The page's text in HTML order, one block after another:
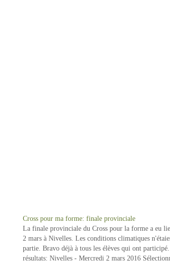
Cross pour ma forme: finale provinciale
La finale provinciale du Cross pour la forme a eu
2 mars à Nivelles. Les conditions climatiques
partie. Bravo déjà à tous les élèves qui ont
résultats: Nivelles - Mercredi 2 mars 2016